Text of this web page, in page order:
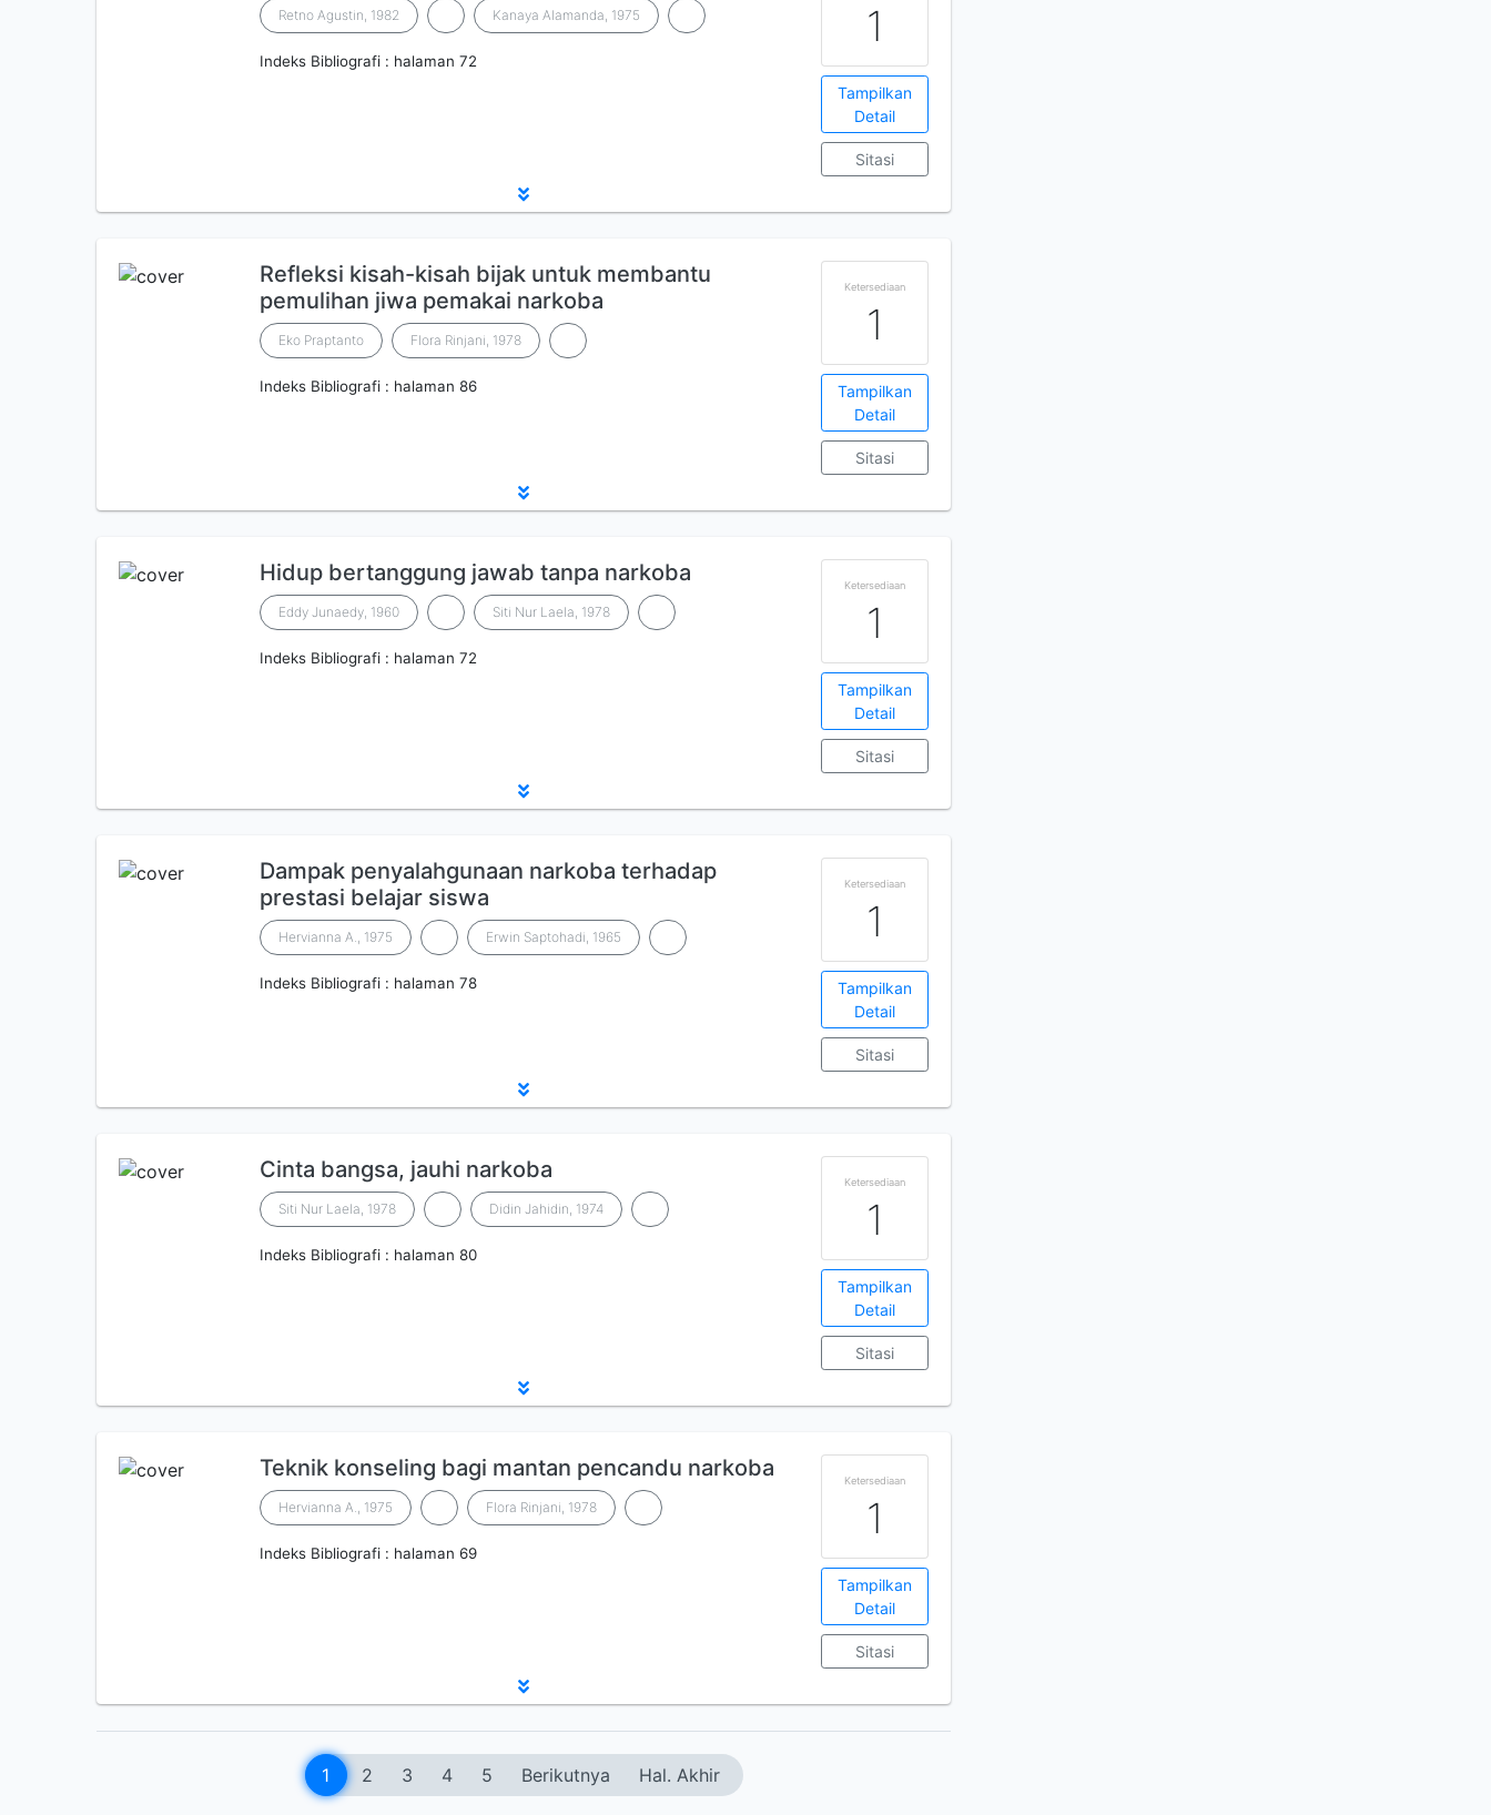
Retno Agustin, 1982 Kanaya Alamanda, 1975
Indeks Bibliografi : halaman 72
1
Tampilkan
Detail
Sitasi
Refleksi kisah-kisah bijak untuk membantu
pemulihan jiwa pemakai narkoba
Eko Praptanto Flora Rinjani, 1978
Indeks Bibliografi : halaman 86
Ketersediaan
1
Tampilkan
Detail
Sitasi
Hidup bertanggung jawab tanpa narkoba
Eddy Junaedy, 1960 Siti Nur Laela, 1978
Indeks Bibliografi : halaman 72
Ketersediaan
1
Tampilkan
Detail
Sitasi
Dampak penyalahgunaan narkoba terhadap
prestasi belajar siswa
Hervianna A., 1975 Erwin Saptohadi, 1965
Indeks Bibliografi : halaman 78
Ketersediaan
1
Tampilkan
Detail
Sitasi
Cinta bangsa, jauhi narkoba
Siti Nur Laela, 1978 Didin Jahidin, 1974
Indeks Bibliografi : halaman 80
Ketersediaan
1
Tampilkan
Detail
Sitasi
Teknik konseling bagi mantan pencandu narkoba
Hervianna A., 1975 Flora Rinjani, 1978
Indeks Bibliografi : halaman 69
Ketersediaan
1
Tampilkan
Detail
Sitasi
1 2 3 4 5 Berikutnya Hal. Akhir